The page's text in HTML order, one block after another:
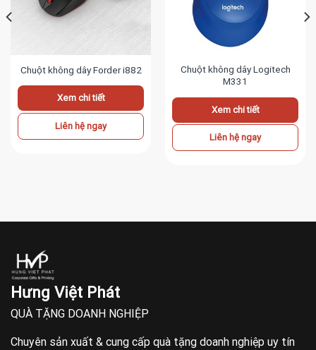
Chuột không dây Forder i882
Xem chi tiết
Liên hệ ngay
Chuột không dây Logitech
M331
Xem chi tiết
Liên hệ ngay
Hưng Việt Phát
QUÀ TẶNG DOANH NGHIỆP
Chuyên sản xuất & cung cấp quà tặng doanh nghiệp uy tín